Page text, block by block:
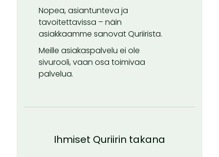
Nopea, asiantunteva ja
tavoitettavissa – näin
asiakkaamme sanovat Quriirista.
Meille asiakaspalvelu ei ole
sivurooli, vaan osa toimivaa
palvelua.
Ihmiset Quriirin takana